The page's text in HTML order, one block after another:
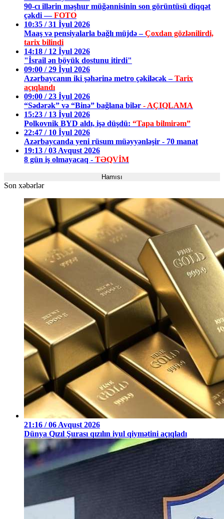
90-cı illərin məşhur müğənnisinin son görüntüsü diqqət
çəkdi —FOTO
10:35 / 31 İyul 2026
Maaş və pensiyalarla bağlı müjdə –Çoxdan gözlənilirdi,
tarix bilindi
14:18 / 12 İyul 2026
"İsrail ən böyük dostunu itirdi"
09:00 / 29 İyul 2026
Azərbaycanın iki şəhərinə metro çəkiləcək –Tarix
açıqlandı
09:00 / 23 İyul 2026
“Sədərək” və “Binə” bağlana bilər - AÇIQLAMA
15:23 / 13 İyul 2026
Polkovnik BYD aldı, işə düşdü: “Tapa bilmirəm”
22:47 / 10 İyul 2026
Azərbaycanda yeni rüsum müəyyənləşir - 70 manat
19:13 / 03 Avqust 2026
8 gün iş olmayacaq - TƏQVİM
Hamısı
Son xəbərlər
21:16 / 06 Avqust 2026
Dünya Qızıl Şurası qızılın iyul qiymətini açıqladı